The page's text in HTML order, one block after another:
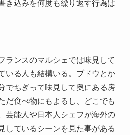
き込みを何度も繰り返す行為は
ランスのマルシェでは味見して
いる人も結構いる。ブドウとか
でちぎって味見して奥にある房
だ食べ物にもよるし、どこでも
芸能人や日本人シェフが海外の
しているシーンを見た事がある